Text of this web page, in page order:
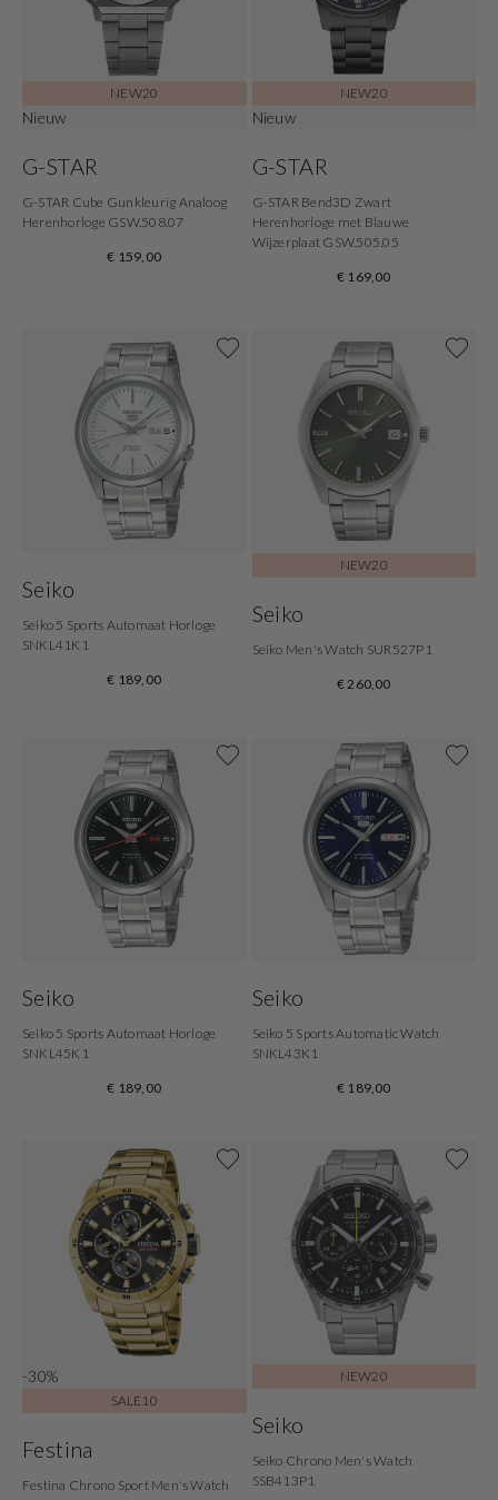
NEW20
Nieuw
G-STAR
G-STAR Cube Gunkleurig Analoog
Herenhorloge GSW.508.07
€ 159,00
NEW20
Nieuw
G-STAR
G-STAR Bend3D Zwart
Herenhorloge met Blauwe
Wijzerplaat GSW.505.05
€ 169,00
Seiko
Seiko 5 Sports Automaat Horloge
SNKL41K1
€ 189,00
NEW20
Seiko
Seiko Men's Watch SUR527P1
€ 260,00
Seiko
Seiko 5 Sports Automaat Horloge
SNKL45K1
€ 189,00
Seiko
Seiko 5 Sports Automatic Watch
SNKL43K1
€ 189,00
-30%
SALE10
Festina
Festina Chrono Sport Men's Watch
NEW20
Seiko
Seiko Chrono Men's Watch
SSB413P1